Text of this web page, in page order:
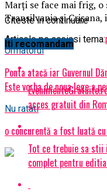
Marţi se face mai frig,
Transilvania şi
Articole pe aceiasi tema:
Urmatorul
Ponta atacă iar Guvernul
Este vorba de noua lege a
Nu ratati
o concurentă a fost luată
Citeste in continuare
Iti recomandam
acces gratuit din
Tot ce trebuie sa stii
complet pentru